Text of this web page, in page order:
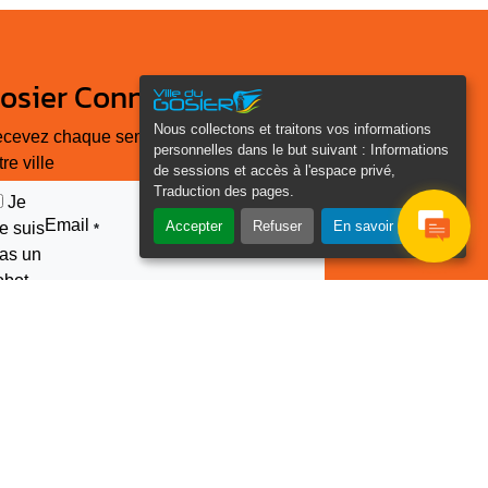
Nous collectons et traitons vos informations
personnelles dans le but suivant :
Informations
de sessions et accès à l'espace privé,
Traduction des pages
Accepter Refuser En savoir plus
Connecté
chaque semaine l'actualité de
ville
Je
suis
un
Email *